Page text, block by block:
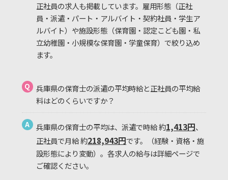
正社員の求人も掲載しています。雇用形態（正社
員・派遣・パート・アルバイト・契約社員・学生ア
ルバイト）や施設形態（保育園・認定こども園・私
立幼稚園・小規模な保育園・学童保育）で絞り込め
ます。
Q
兵庫県の保育士の派遣の平均時給と正社員の平均給
料はどのくらいですか？
A 兵庫県の保育士の平均は、派遣で時給 約1,413円、
正社員で月給 約218,943円です。（経験・資格・施
設形態により変動）。各求人の給与は詳細ページで
ご確認ください。